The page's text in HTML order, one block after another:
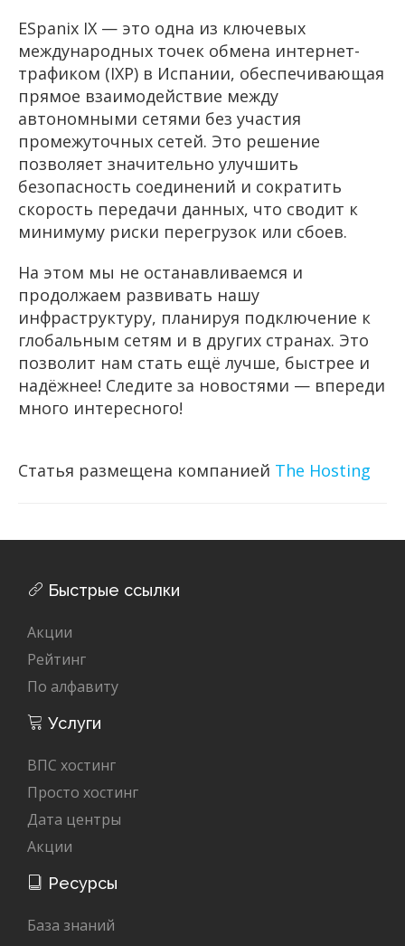
ESpanix IX — это одна из ключевых
международных точек обмена интернет-
трафиком (IXP) в Испании, обеспечивающая
прямое взаимодействие между
автономными сетями без участия
промежуточных сетей. Это решение
позволяет значительно улучшить
безопасность соединений и сократить
скорость передачи данных, что сводит к
минимуму риски перегрузок или сбоев.
На этом мы не останавливаемся и
продолжаем развивать нашу
инфраструктуру, планируя подключение к
глобальным сетям и в других странах. Это
позволит нам стать ещё лучше, быстрее и
надёжнее! Следите за новостями — впереди
много интересного!
Статья размещена компанией The Hosting
Быстрые ссылки
Акции
Рейтинг
По алфавиту
Услуги
ВПС хостинг
Просто хостинг
Дата центры
Акции
Ресурсы
База знаний